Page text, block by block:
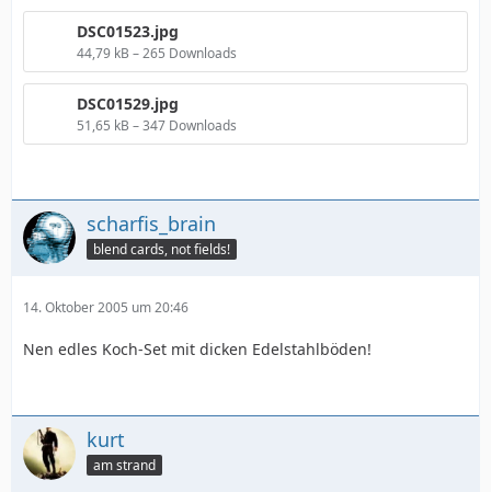
DSC01523.jpg
44,79 kB – 265 Downloads
DSC01529.jpg
51,65 kB – 347 Downloads
scharfis_brain
blend cards, not fields!
14. Oktober 2005 um 20:46
Nen edles Koch-Set mit dicken Edelstahlböden!
kurt
am strand